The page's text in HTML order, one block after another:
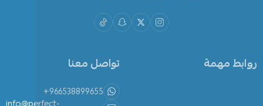
روابط مهمة تواصل معنا
+966538899655